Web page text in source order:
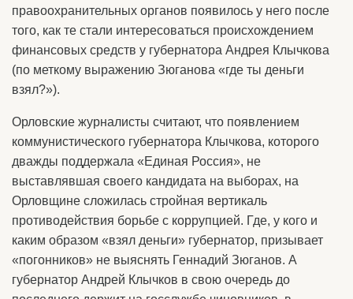
правоохранительных органов появилось у него после
того, как те стали интересоваться происхождением
финансовых средств у губернатора Андрея Клычкова
(по меткому выражению Зюганова «где ты деньги
взял?»).
Орловские журналисты считают, что появлением
коммунистического губернатора Клычкова, которого
дважды поддержала «Единая Россия», не
выставлявшая своего кандидата на выборах, на
Орловщине сложилась стройная вертикаль
противодействия борьбе с коррупцией. Где, у кого и
каким образом «взял деньги» губернатор, призывает
«погонников» не выяснять Геннадий Зюганов. А
губернатор Андрей Клычков в свою очередь до